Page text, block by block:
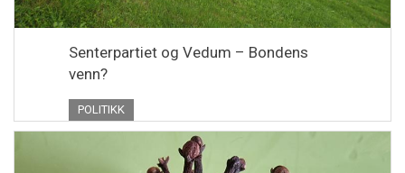
Senterpartiet og Vedum – Bondens
venn?
POLITIKK